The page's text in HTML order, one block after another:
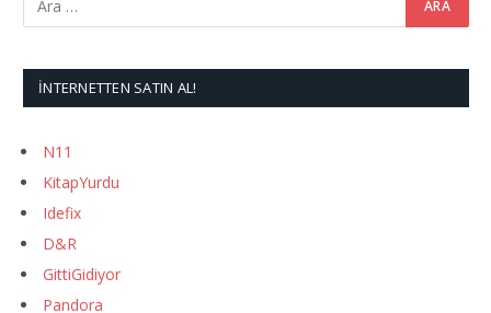
İNTERNETTEN SATIN AL!
N11
KitapYurdu
Idefix
D&R
GittiGidiyor
Pandora